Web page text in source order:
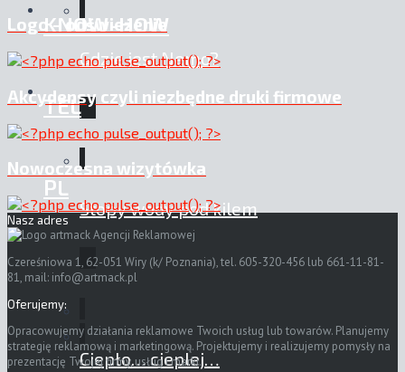
Gdzie jest Nemo?
Stopy wody pod kilem
Ciepło… cieplej…
KNOW-HOW
TEL
PL
Logo – odświeżenie
Akcydensy czyli niezbędne druki firmowe
Nowoczesna wizytówka
Nasz adres
Czereśniowa 1, 62-051 Wiry (k/ Poznania), tel. 605-320-456 lub 661-11-81-
81, mail: info@artmack.pl
Oferujemy:
Opracowujemy działania reklamowe Twoich usług lub towarów. Planujemy
strategię reklamową i marketingową. Projektujemy i realizujemy pomysły na
prezentację Twojej firmy, usług i marki.